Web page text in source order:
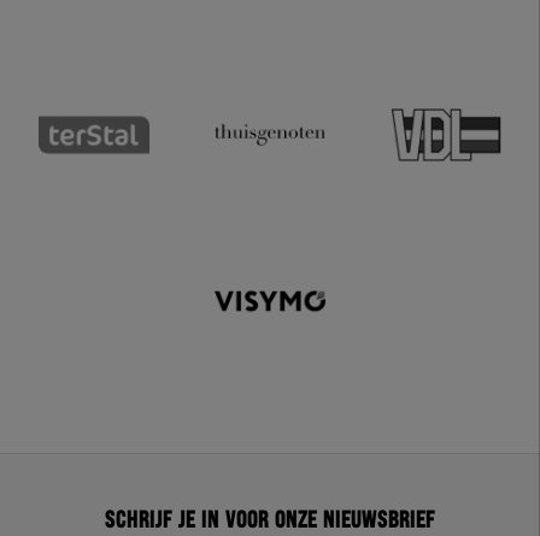
Schrijf je in voor onze nieuwsbrief